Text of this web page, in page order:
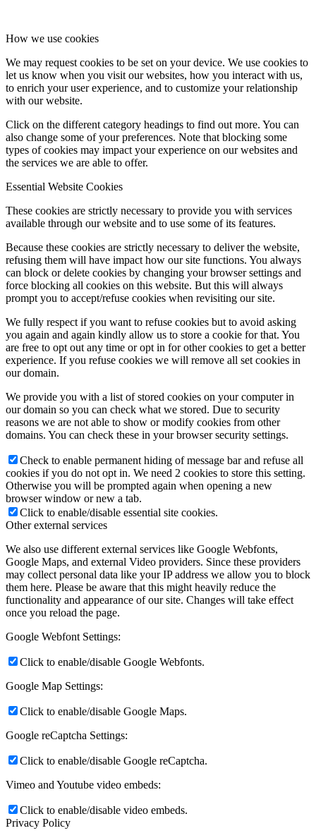
How we use cookies
We may request cookies to be set on your device. We use cookies to
let us know when you visit our websites, how you interact with us,
to enrich your user experience, and to customize your relationship
with our website.
Click on the different category headings to find out more. You can
also change some of your preferences. Note that blocking some
types of cookies may impact your experience on our websites and
the services we are able to offer.
Essential Website Cookies
These cookies are strictly necessary to provide you with services
available through our website and to use some of its features.
Because these cookies are strictly necessary to deliver the website,
refusing them will have impact how our site functions. You always
can block or delete cookies by changing your browser settings and
force blocking all cookies on this website. But this will always
prompt you to accept/refuse cookies when revisiting our site.
We fully respect if you want to refuse cookies but to avoid asking
you again and again kindly allow us to store a cookie for that. You
are free to opt out any time or opt in for other cookies to get a better
experience. If you refuse cookies we will remove all set cookies in
our domain.
We provide you with a list of stored cookies on your computer in
our domain so you can check what we stored. Due to security
reasons we are not able to show or modify cookies from other
domains. You can check these in your browser security settings.
Check to enable permanent hiding of message bar and refuse all
cookies if you do not opt in. We need 2 cookies to store this setting.
Otherwise you will be prompted again when opening a new
browser window or new a tab.
Click to enable/disable essential site cookies.
Other external services
We also use different external services like Google Webfonts,
Google Maps, and external Video providers. Since these providers
may collect personal data like your IP address we allow you to block
them here. Please be aware that this might heavily reduce the
functionality and appearance of our site. Changes will take effect
once you reload the page.
Google Webfont Settings:
Click to enable/disable Google Webfonts.
Google Map Settings:
Click to enable/disable Google Maps.
Google reCaptcha Settings:
Click to enable/disable Google reCaptcha.
Vimeo and Youtube video embeds:
Click to enable/disable video embeds.
Privacy Policy